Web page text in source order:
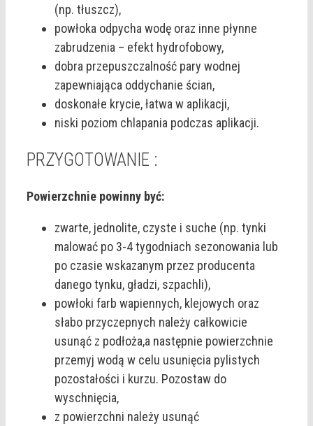
(np. tłuszcz),
powłoka odpycha wodę oraz inne płynne
zabrudzenia – efekt hydrofobowy,
dobra przepuszczalność pary wodnej
zapewniająca oddychanie ścian,
doskonałe krycie, łatwa w aplikacji,
niski poziom chlapania podczas aplikacji.
PRZYGOTOWANIE :
Powierzchnie powinny być:
zwarte, jednolite, czyste i suche (np. tynki
malować po 3-4 tygodniach sezonowania lub
po czasie wskazanym przez producenta
danego tynku, gładzi, szpachli),
powłoki farb wapiennych, klejowych oraz
słabo przyczepnych należy całkowicie
usunąć z podłoża,a następnie powierzchnie
przemyj wodą w celu usunięcia pylistych
pozostałości i kurzu. Pozostaw do
wyschnięcia,
z powierzchni należy usunąć